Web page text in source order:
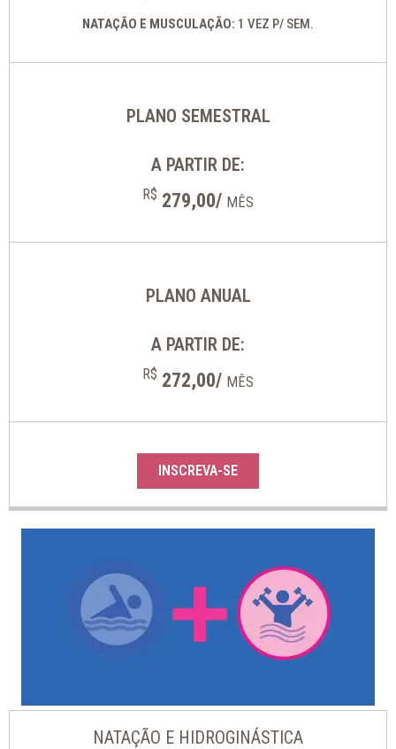
NATAÇÃO E MUSCULAÇÃO: 1 VEZ P/ SEM.
PLANO SEMESTRAL
A PARTIR DE:
R$ 279,00/ MÊS
PLANO ANUAL
A PARTIR DE:
R$ 272,00/ MÊS
INSCREVA-SE
NATAÇÃO E HIDROGINÁSTICA